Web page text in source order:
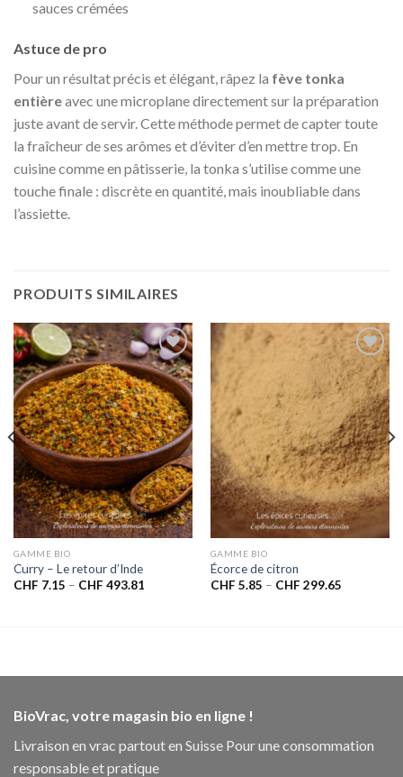
sauces crémées
Astuce de pro
Pour un résultat précis et élégant, râpez la fève tonka
entièreavec une microplane directement sur la préparation
juste avant de servir. Cette méthode permet de capter toute
la fraîcheur de ses arômes et d’éviter d’en mettre trop. En
cuisine comme en pâtisserie, la tonka s’utilise comme une
touche finale : discrète en quantité, mais inoubliable dans
l’assiette.
PRODUITS SIMILAIRES
Ajouter
à la liste
de
souhaits
GAMME BIO
Curry – Le retour d’Inde
CHF 7.15 – CHF 493.81
Ajouter
à la liste
souhaits
GAMME BIO
Écorce de citron
CHF 5.85 – CHF 299.65
BioVrac, votre magasin bio en ligne !
Livraison en vrac partout en Suisse Pour une consommation
responsable et pratique